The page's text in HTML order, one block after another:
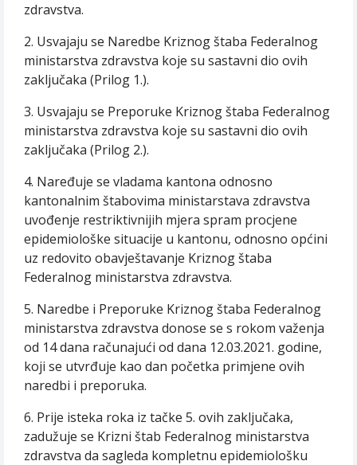
zdravstva.
2. Usvajaju se Naredbe Kriznog štaba Federalnog
ministarstva zdravstva koje su sastavni dio ovih
zaključaka (Prilog 1.).
3. Usvajaju se Preporuke Kriznog štaba Federalnog
ministarstva zdravstva koje su sastavni dio ovih
zaključaka (Prilog 2.).
4. Naređuje se vladama kantona odnosno
kantonalnim štabovima ministarstava zdravstva
uvođenje restriktivnijih mjera spram procjene
epidemiološke situacije u kantonu, odnosno općini
uz redovito obavještavanje Kriznog štaba
Federalnog ministarstva zdravstva.
5. Naredbe i Preporuke Kriznog štaba Federalnog
ministarstva zdravstva donose se s rokom važenja
od 14 dana računajući od dana 12.03.2021. godine,
koji se utvrđuje kao dan početka primjene ovih
naredbi i preporuka.
6. Prije isteka roka iz tačke 5. ovih zaključaka,
zadužuje se Krizni štab Federalnog ministarstva
zdravstva da sagleda kompletnu epidemiološku